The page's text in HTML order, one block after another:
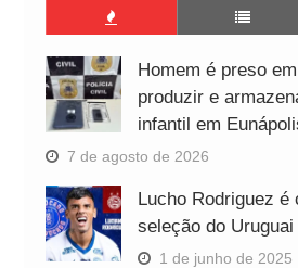
Homem é preso
produzir e
infantil em
7 de agosto de 2026
Lucho Rodriguez é
seleção do Uruguai
1 de junho de 2025